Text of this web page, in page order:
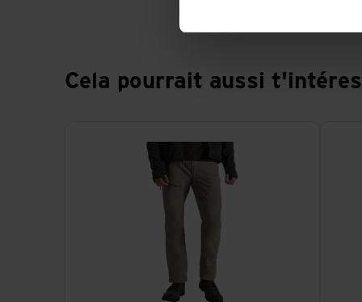
Cela pourrait aussi